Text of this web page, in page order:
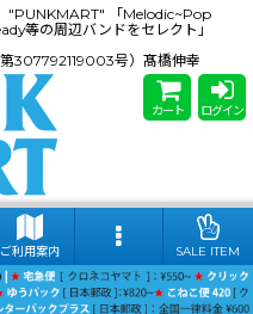
"PUNKMART" 「Melodic~Pop
等の周辺バンドをセレクト」
307792119003号）髙橋伸幸
カート ログイン
ご利用案内 SALE ITEM